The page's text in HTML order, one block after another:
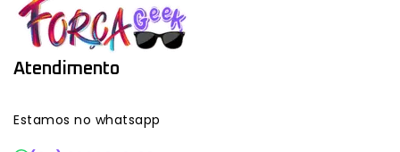
Atendimento
Estamos no whatsapp